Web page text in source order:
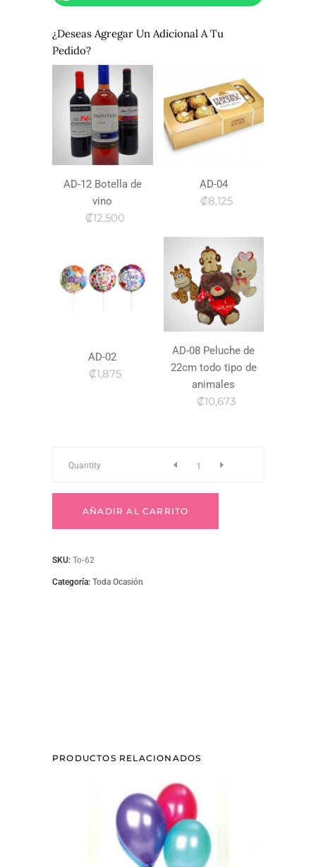
¿Deseas Agregar Un Adicional A Tu
Pedido?
AD-12 Botella de
vino
₡12,500
AD-04
₡8,125
AD-02
₡1,875
AD-08 Peluche de
22cm todo tipo de
animales
₡10,673
To-
Quantity
AÑADIR AL CARRITO
SKU: To-62
Categoría: Toda Ocasión
PRODUCTOS RELACIONADOS